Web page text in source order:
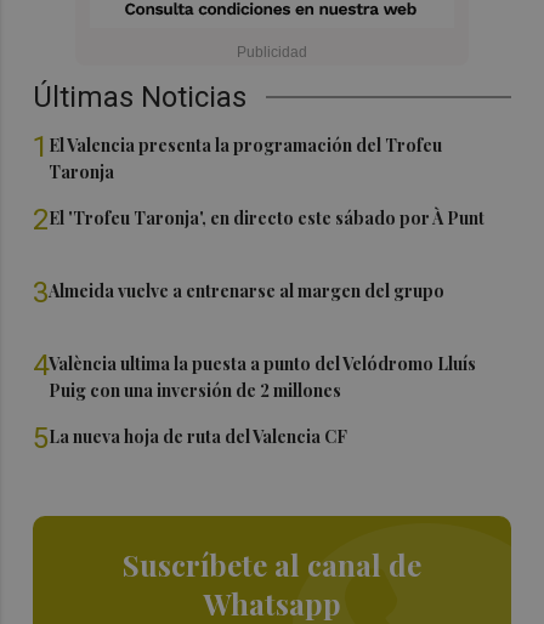
Últimas Noticias
1 El Valencia presenta la programación del Trofeu
Taronja
2El 'Trofeu Taronja', en directo este sábado por À Punt
3Almeida vuelve a entrenarse al margen del grupo
4València ultima la puesta a punto del Velódromo Lluís
Puig con una inversión de 2 millones
5La nueva hoja de ruta del Valencia CF
Suscríbete al canal de
Whatsapp